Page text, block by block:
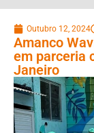
Outubro 12, 2024
Amanco
em parceria
Janeiro